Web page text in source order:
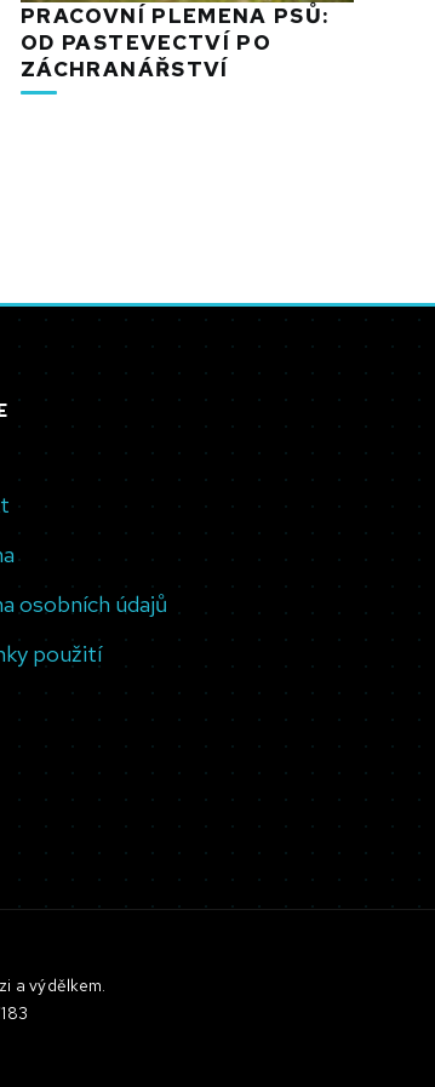
PRACOVNÍ PLEMENA PSŮ:
OD PASTEVECTVÍ PO
ZÁCHRANÁŘSTVÍ
osobních údajů
použití
a výdělkem.